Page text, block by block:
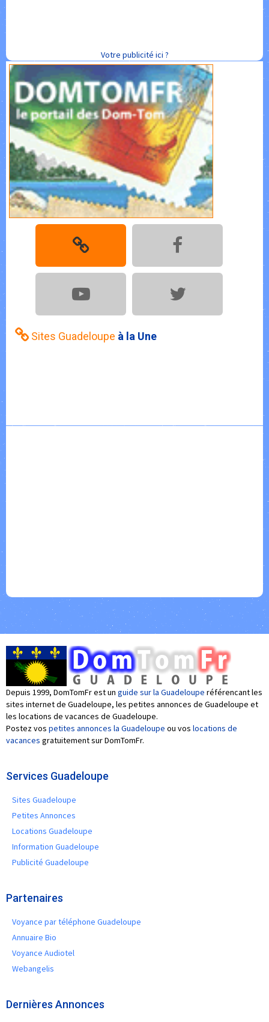
Votre publicité ici ?
Sites Guadeloupe à la Une
Depuis 1999, DomTomFr est un guide sur la Guadeloupe référencant les
sites internet de Guadeloupe, les petites annonces de Guadeloupe et
les locations de vacances de Guadeloupe.
Postez vos petites annonces la Guadeloupe ou vos locations de
vacances gratuitement sur DomTomFr.
Services Guadeloupe
Sites Guadeloupe
Petites Annonces
Locations Guadeloupe
Information Guadeloupe
Publicité Guadeloupe
Partenaires
Voyance par téléphone Guadeloupe
Annuaire Bio
Voyance Audiotel
Webangelis
Dernières Annonces